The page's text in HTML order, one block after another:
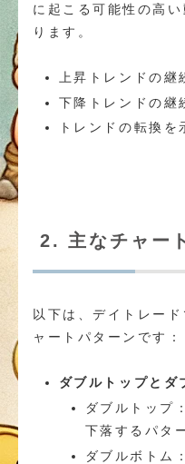
に起こる可能性の高
ります。
上昇トレンドの継
下降トレンドの継
トレンドの転換を
2. 主なチャー
以下は、デイトレー
ャートパターンです：
ダブルトップとダ
ダブルトップ
下落するパタ
ダブルボトム